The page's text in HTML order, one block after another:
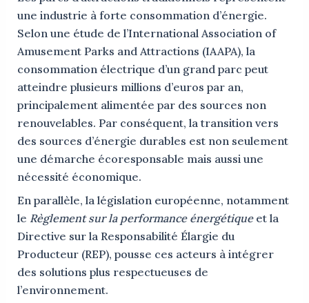
une industrie à forte consommation d’énergie.
Selon une étude de l’International Association of
Amusement Parks and Attractions (IAAPA), la
consommation électrique d’un grand parc peut
atteindre plusieurs millions d’euros par an,
principalement alimentée par des sources non
renouvelables. Par conséquent, la transition vers
des sources d’énergie durables est non seulement
une démarche écoresponsable mais aussi une
nécessité économique.
En parallèle, la législation européenne, notamment
le Règlement sur la performance énergétiqueet la
Directive sur la Responsabilité Élargie du
Producteur (REP), pousse ces acteurs à intégrer
des solutions plus respectueuses de
l’environnement.